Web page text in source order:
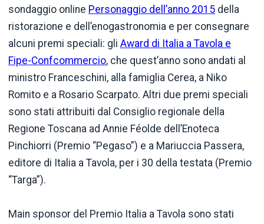
sondaggio online Personaggio dell’anno 2015 della
ristorazione e dell’enogastronomia e per consegnare
alcuni premi speciali: gli Award di Italia a Tavola e
Fipe-Confcommercio, che quest’anno sono andati al
ministro Franceschini, alla famiglia Cerea, a Niko
Romito e a Rosario Scarpato. Altri due premi speciali
sono stati attribuiti dal Consiglio regionale della
Regione Toscana ad Annie Féolde dell’Enoteca
Pinchiorri (Premio “Pegaso”) e a Mariuccia Passera,
editore di Italia a Tavola, per i 30 della testata (Premio
“Targa”).
Main sponsor del Premio Italia a Tavola sono stati